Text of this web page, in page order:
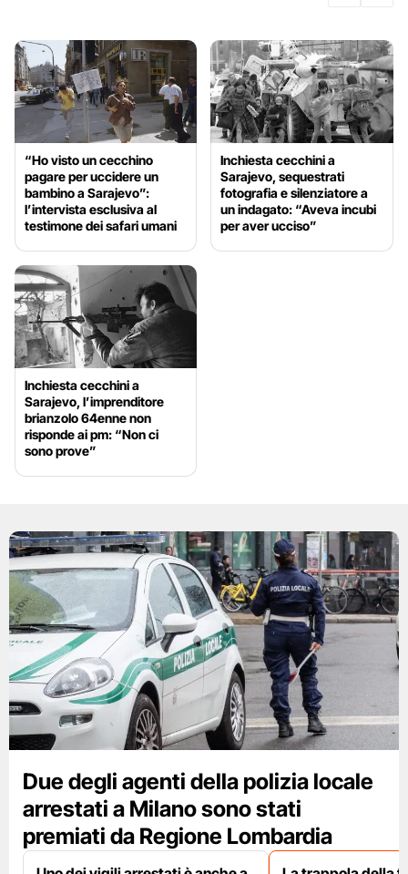
“Ho visto un cecchino
pagare per uccidere un
bambino a Sarajevo”:
l’intervista esclusiva al
testimone dei safari umani
Inchiesta cecchini a
Sarajevo, sequestrati
fotografia e silenziatore a
un indagato: “Aveva incubi
per aver ucciso”
Inchiesta cecchini a
Sarajevo, l’imprenditore
brianzolo 64enne non
risponde ai pm: “Non ci
sono prove”
Due degli agenti della polizia locale
arrestati a Milano sono stati
premiati da Regione Lombardia